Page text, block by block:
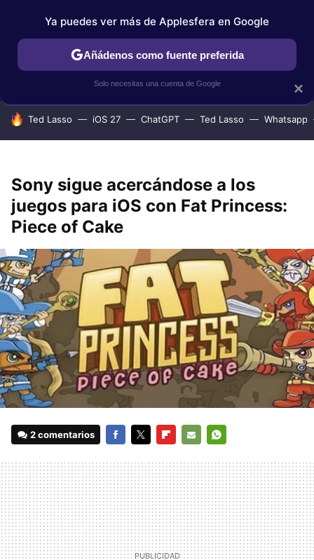
IPHONE TUTORIALES APPLESFERA SELECCIÓN
HOY SE HABLA DE
Ted Lasso iOS 27 ChatGPT Ted Lasso Whatsapp
Sony sigue acercándose a los
juegos para iOS con Fat Princess:
Piece of Cake
2 comentarios
MAIL
×
Ya puedes ver más de Applesfera en Google
Añádenos como fuente preferida
Solo necesitas una cuenta de Google